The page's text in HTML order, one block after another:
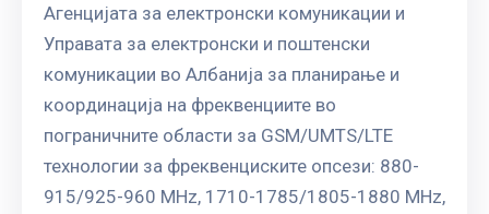
Агенцијата за електронски комуникации и
Управата за електронски и поштенски
комуникации во Албанија за планирање и
координација на фреквенциите во
пограничните области за GSM/UMTS/LTE
технологии за фреквенциските опсези: 880-
915/925-960 MHz, 1710-1785/1805-1880 MHz,